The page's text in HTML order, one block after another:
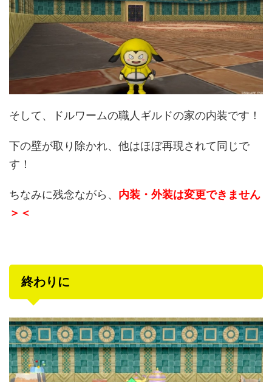
そして、ドルワームの職人ギルドの家の内装です！
下の壁が取り除かれ、他はほぼ再現されて同じで
す！
ちなみに残念ながら、 内装・外装は変更できません
＞＜
終わりに